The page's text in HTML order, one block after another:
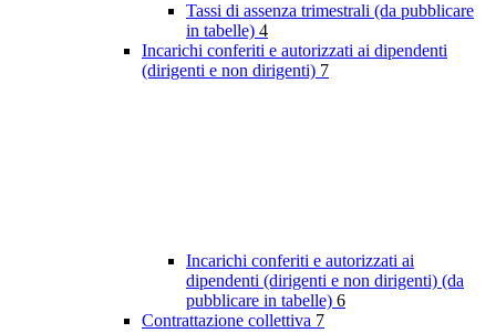
Tassi di assenza trimestrali (da pubblicare
in tabelle) 4
Incarichi conferiti e autorizzati ai dipendenti
(dirigenti e non dirigenti) 7
Incarichi conferiti e autorizzati ai
dipendenti (dirigenti e non dirigenti) (da
pubblicare in tabelle) 6
Contrattazione collettiva 7